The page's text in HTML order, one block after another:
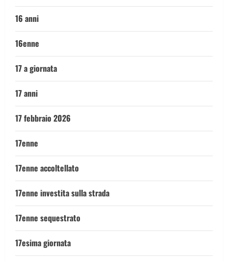
16 anni
16enne
17 a giornata
17 anni
17 febbraio 2026
17enne
17enne accoltellato
17enne investita sulla strada
17enne sequestrato
17esima giornata